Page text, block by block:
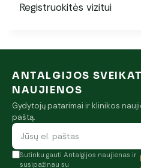
Registruokitės vizitui
ANTALGIJOS
NAUJIENOS
Gydytojų patarimai ir klinikos
paštą.
Sutinku gauti Antalgijos naujienas ir
susipažinau su